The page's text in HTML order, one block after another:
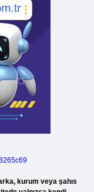
kurum veya şahıs